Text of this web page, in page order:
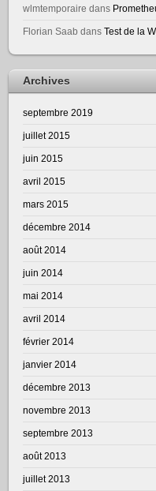
wlmtemporaire dans
Florian Saab dansTest de la
Archives
septembre 2019
juillet 2015
juin 2015
avril 2015
mars 2015
décembre 2014
août 2014
juin 2014
mai 2014
avril 2014
février 2014
janvier 2014
décembre 2013
novembre 2013
septembre 2013
août 2013
juillet 2013